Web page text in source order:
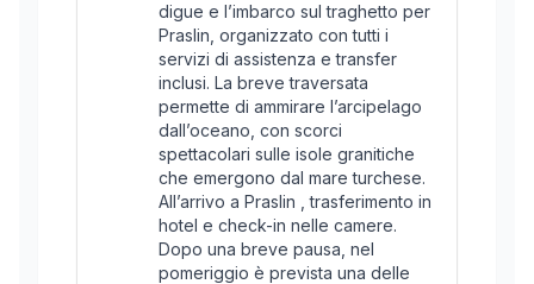
digue e l’imbarco sul traghetto per
Praslin, organizzato con tutti i
servizi di assistenza e transfer
inclusi. La breve traversata
permette di ammirare l’arcipelago
dall’oceano, con scorci
spettacolari sulle isole granitiche
che emergono dal mare turchese.
All’arrivo a Praslin , trasferimento in
hotel e check-in nelle camere.
Dopo una breve pausa, nel
pomeriggio è prevista una delle